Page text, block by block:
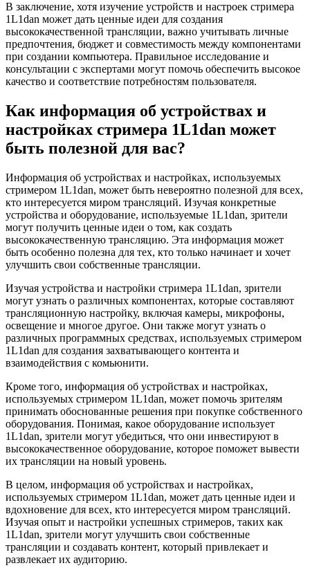
В заключение, хотя изучение устройств и настроек стримера
1L1dan может дать ценные идеи для создания
высококачественной трансляции, важно учитывать личные
предпочтения, бюджет и совместимость между компонентами
при создании компьютера. Правильное исследование и
консультации с экспертами могут помочь обеспечить высокое
качество и соответствие потребностям пользователя.
Как информация об устройствах и
настройках стримера 1L1dan может
быть полезной для вас?
Информация об устройствах и настройках, используемых
стримером 1L1dan, может быть невероятно полезной для всех,
кто интересуется миром трансляций. Изучая конкретные
устройства и оборудование, используемые 1L1dan, зрители
могут получить ценные идеи о том, как создать
высококачественную трансляцию. Эта информация может
быть особенно полезна для тех, кто только начинает и хочет
улучшить свои собственные трансляции.
Изучая устройства и настройки стримера 1L1dan, зрители
могут узнать о различных компонентах, которые составляют
трансляционную настройку, включая камеры, микрофоны,
освещение и многое другое. Они также могут узнать о
различных программных средствах, используемых стримером
1L1dan для создания захватывающего контента и
взаимодействия с комьюнити.
Кроме того, информация об устройствах и настройках,
используемых стримером 1L1dan, может помочь зрителям
принимать обоснованные решения при покупке собственного
оборудования. Понимая, какое оборудование использует
1L1dan, зрители могут убедиться, что они инвестируют в
высококачественное оборудование, которое поможет вывести
их трансляции на новый уровень.
В целом, информация об устройствах и настройках,
используемых стримером 1L1dan, может дать ценные идеи и
вдохновение для всех, кто интересуется миром трансляций.
Изучая опыт и настройки успешных стримеров, таких как
1L1dan, зрители могут улучшить свои собственные
трансляции и создавать контент, который привлекает и
развлекает их аудиторию.